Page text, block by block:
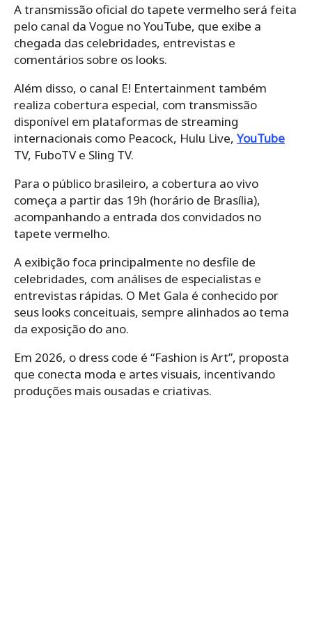
A transmissão oficial do tapete vermelho será feita
pelo canal da Vogue no YouTube, que exibe a
chegada das celebridades, entrevistas e
comentários sobre os looks.
Além disso, o canal E! Entertainment também
realiza cobertura especial, com transmissão
disponível em plataformas de streaming
internacionais como Peacock, Hulu Live, YouTube
TV, FuboTV e Sling TV.
Para o público brasileiro, a cobertura ao vivo
começa a partir das 19h (horário de Brasília),
acompanhando a entrada dos convidados no
tapete vermelho.
A exibição foca principalmente no desfile de
celebridades, com análises de especialistas e
entrevistas rápidas. O Met Gala é conhecido por
seus looks conceituais, sempre alinhados ao tema
da exposição do ano.
Em 2026, o dress code é “Fashion is Art”, proposta
que conecta moda e artes visuais, incentivando
produções mais ousadas e criativas.